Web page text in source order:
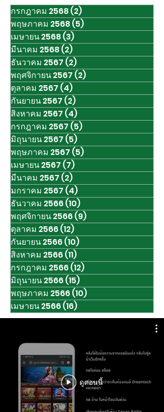
กรกฎาคม 2568(2)
พฤษภาคม 2568(5)
เมษายน 2568(3)
มีนาคม 2568(2)
ธันวาคม 2567 (2)
พฤศจิกายน 2567 (2)
ตุลาคม 2567 (4)
กันยายน 2567 (2)
สิงหาคม 2567 (4)
กรกฎาคม 2567 (5)
มิถุนายน 2567 (5)
พฤษภาคม 2567 (5)
เมษายน 2567 (7)
มีนาคม 2567 (2)
มกราคม 2567 (4)
ธันวาคม 2566(10)
พฤศจิกายน 2566(9)
ตุลาคม 2566(12)
กันยายน 2566(10)
สิงหาคม 2566(11)
กรกฎาคม 2566(12)
มิถุนายน 2566(15)
พฤษภาคม 2566(10)
เมษายน 2566(16)
ดูตอนนี้